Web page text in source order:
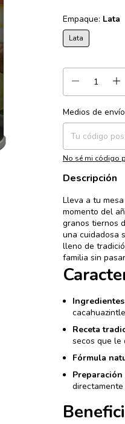
Empaque: Lata
Lata
Entregas para el
Medios de envío
No sé mi código
Descripción
Lleva a tu
momento del
granos tiernos
una cuidadosa
lleno de
familia sin
Receta
secos que le
Fórmula